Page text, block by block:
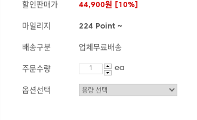
할인판매가 44,900원 [10%]
마일리지 224 Point ~
배송구분 업체무료배송
주문수량 ea
옵션선택